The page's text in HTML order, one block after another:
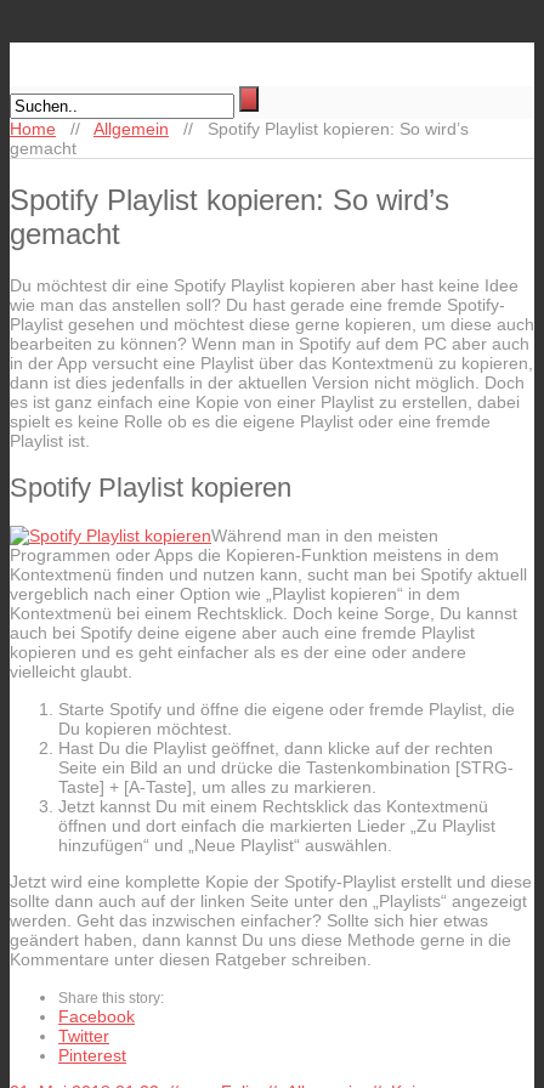
Home // Allgemein // Spotify Playlist kopieren: So wird’s
gemacht
Spotify Playlist kopieren: So wird’s
gemacht
Du möchtest dir eine Spotify Playlist kopieren aber hast keine Idee
wie man das anstellen soll? Du hast gerade eine fremde Spotify-
Playlist gesehen und möchtest diese gerne kopieren, um diese auch
bearbeiten zu können? Wenn man in Spotify auf dem PC aber auch
in der App versucht eine Playlist über das Kontextmenü zu kopieren,
dann ist dies jedenfalls in der aktuellen Version nicht möglich. Doch
es ist ganz einfach eine Kopie von einer Playlist zu erstellen, dabei
spielt es keine Rolle ob es die eigene Playlist oder eine fremde
Playlist ist.
Spotify Playlist kopieren
Während man in den meisten
Programmen oder Apps die Kopieren-Funktion meistens in dem
Kontextmenü finden und nutzen kann, sucht man bei Spotify aktuell
vergeblich nach einer Option wie „Playlist kopieren“ in dem
Kontextmenü bei einem Rechtsklick. Doch keine Sorge, Du kannst
auch bei Spotify deine eigene aber auch eine fremde Playlist
kopieren und es geht einfacher als es der eine oder andere
vielleicht glaubt.
Starte Spotify und öffne die eigene oder fremde Playlist, die
Du kopieren möchtest.
Hast Du die Playlist geöffnet, dann klicke auf der rechten
Seite ein Bild an und drücke die Tastenkombination [STRG-
Taste] + [A-Taste], um alles zu markieren.
Jetzt kannst Du mit einem Rechtsklick das Kontextmenü
öffnen und dort einfach die markierten Lieder „Zu Playlist
hinzufügen“ und „Neue Playlist“ auswählen.
Jetzt wird eine komplette Kopie der Spotify-Playlist erstellt und diese
sollte dann auch auf der linken Seite unter den „Playlists“ angezeigt
werden. Geht das inzwischen einfacher? Sollte sich hier etwas
geändert haben, dann kannst Du uns diese Methode gerne in die
Kommentare unter diesen Ratgeber schreiben.
Share this story:
Facebook
Twitter
Pinterest